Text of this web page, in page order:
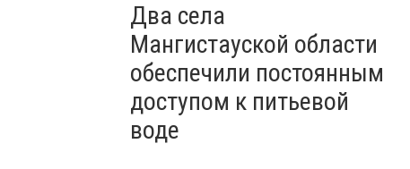
Два села
Мангистауской области
обеспечили постоянным
доступом к питьевой
воде